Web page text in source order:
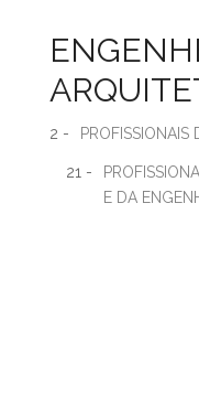
2 - PROFISSIONAIS
21 -
E DA